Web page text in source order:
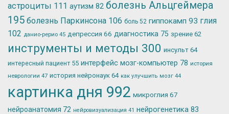
астроциты 111 аутизм 82 болезнь Альцгеймера
195 болезнь Паркинсона 106 боль 52 гиппокамп 93 глия
102 данио-рерио 45 депрессия 66 диагностика 75 зрение 62
инструменты и методы 300 инсульт 64
интересный пациент 55 интерфейс мозг-компьютер 78 история
неврологии 47 история нейронаук 64 как улучшить мозг 44
картинка дня 992 микроглия 67
нейроанатомия 72 нейровизуализация 41 нейрогенетика 83